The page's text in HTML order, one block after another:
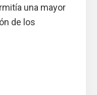
una mayor
de los